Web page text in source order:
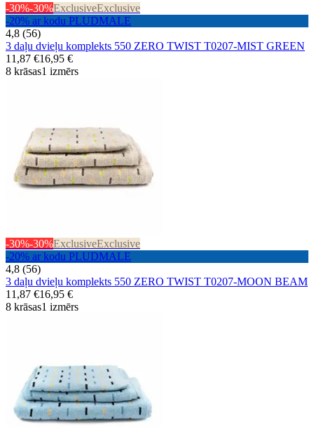
-30%-30%ExclusiveExclusive
-20% ar kodu PLUDMALE
4,8 (56)
3 daļu dvieļu komplekts 550 ZERO TWIST T0207-MIST GREEN
11,87 €16,95 €
8 krāsas1 izmērs
-30%-30%ExclusiveExclusive
-20% ar kodu PLUDMALE
4,8 (56)
3 daļu dvieļu komplekts 550 ZERO TWIST T0207-MOON BEAM
11,87 €16,95 €
8 krāsas1 izmērs